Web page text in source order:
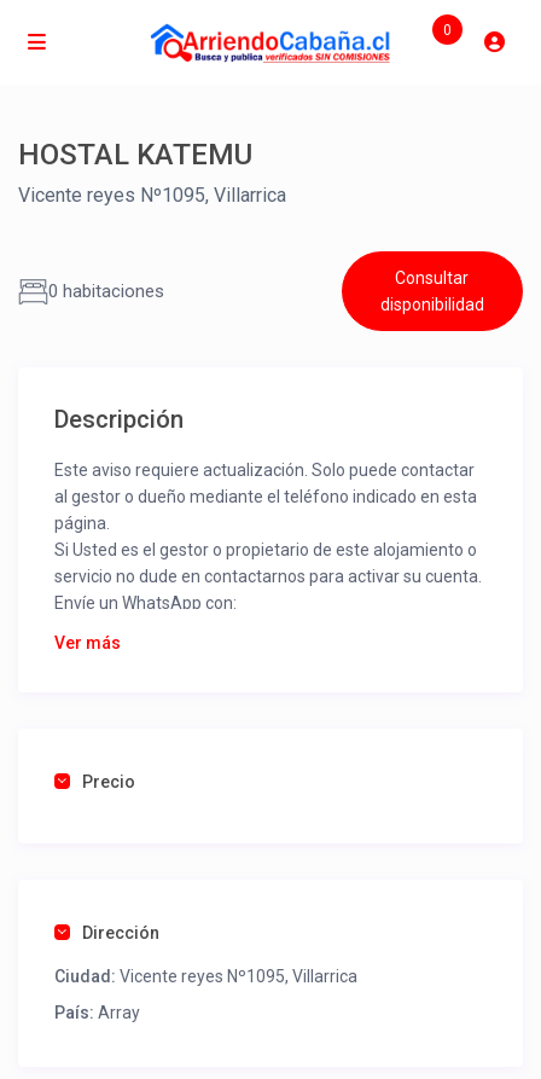
0
HOSTAL KATEMU
Vicente reyes Nº1095, Villarrica
0 habitaciones
Consultar
disponibilidad
Descripción
Este aviso requiere actualización. Solo puede contactar
al gestor o dueño mediante el teléfono indicado en esta
página.
Si Usted es el gestor o propietario de este alojamiento o
servicio no dude en contactarnos para activar su cuenta.
Envíe un WhatsApp con:
Nombre alojamiento o servicio
Una foto de cuenta de luz o agua o gas que acredite
como un profesional sin COMISIONES ni ESTAFAS.
Tel contacto propiedad: (56) 452412520
Ver más
Precio
Dirección
Ciudad: Vicente reyes Nº1095, Villarrica
País: Array